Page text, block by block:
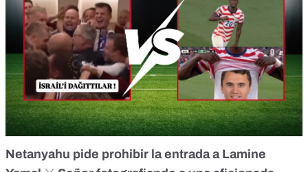
Netanyahu pide prohibir la entrada a Lamine